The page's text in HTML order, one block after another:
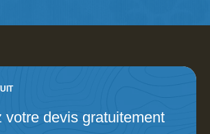
votre devis gratuitement